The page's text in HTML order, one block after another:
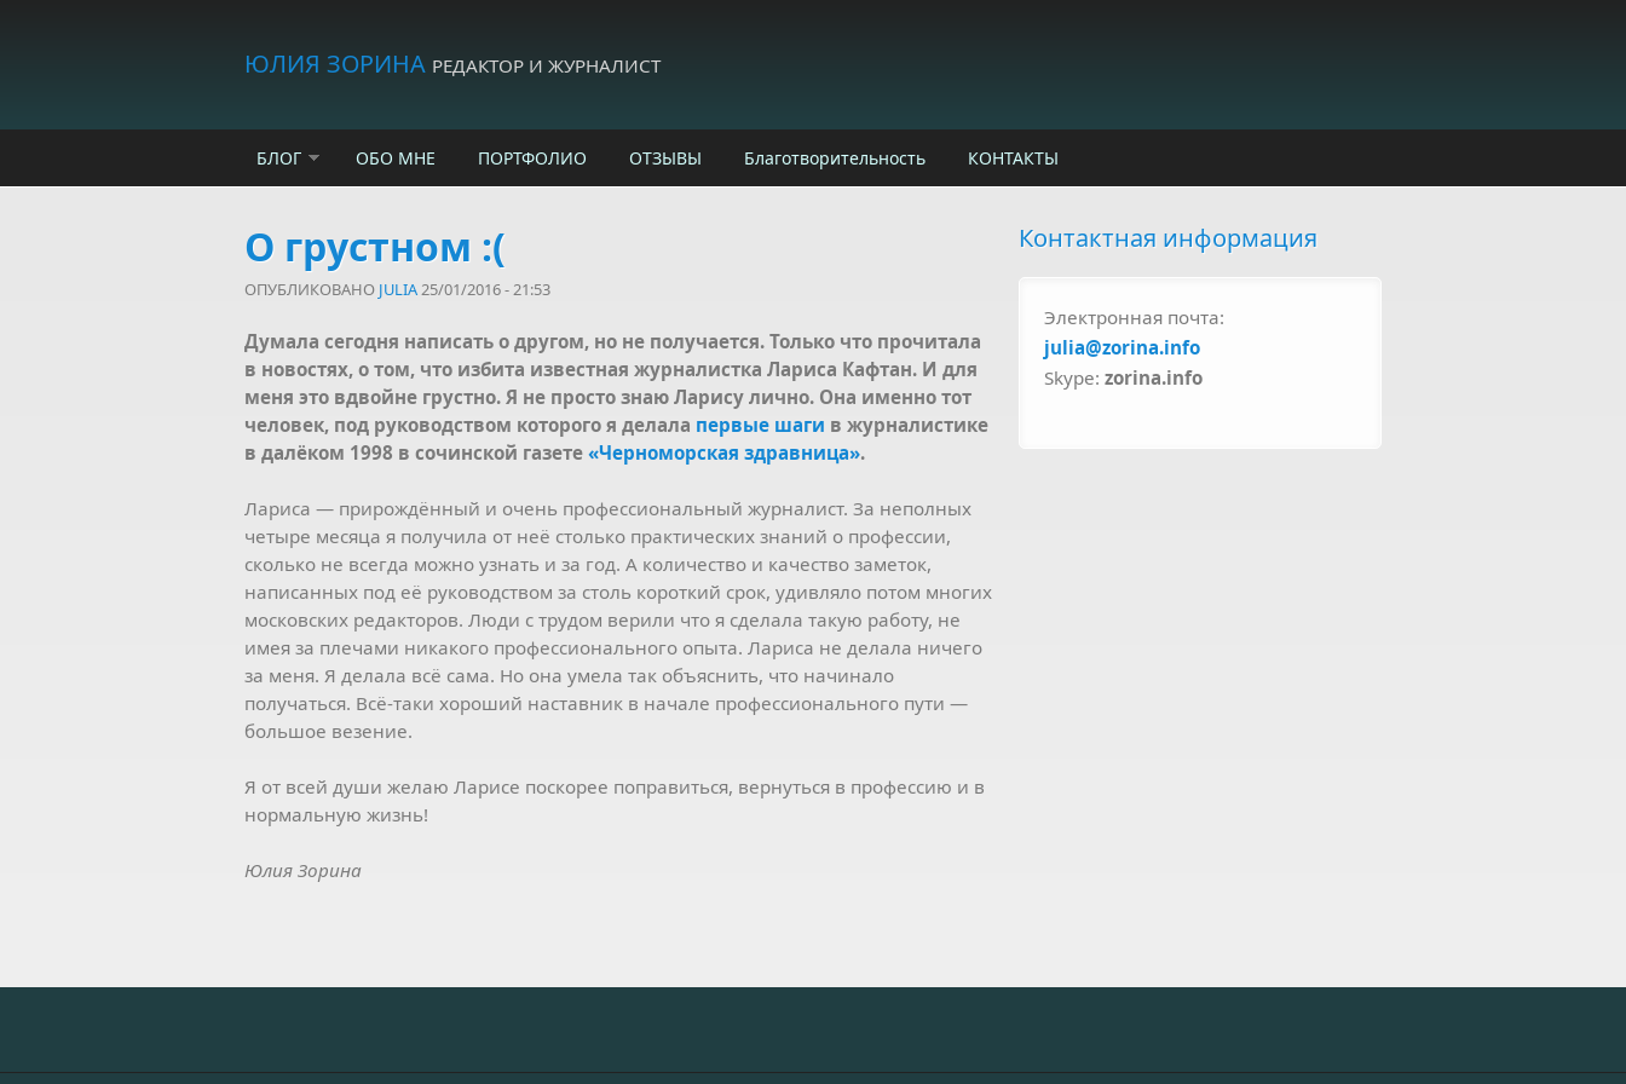
ЮЛИЯ ЗОРИНА РЕДАКТОР И ЖУРНАЛИСТ
БЛОГ ОБО МНЕ ПОРТФОЛИО ОТЗЫВЫ Благотворительность КОНТАКТЫ
О грустном :(
ОПУБЛИКОВАНО JULIA25/01/2016 - 21:53
Думала сегодня написать о другом, но не получается. Только что прочитала
в новостях, о том, что избита известная журналистка Лариса Кафтан. И для
меня это вдвойне грустно. Я не просто знаю Ларису лично. Она именно тот
человек, под руководством которого я делала первые шаги в журналистике
в далёком 1998 в сочинской газете «Черноморская здравница».
Лариса — прирождённый и очень профессиональный журналист. За неполных
четыре месяца я получила от неё столько практических знаний о профессии,
сколько не всегда можно узнать и за год. А количество и качество заметок,
написанных под её руководством за столь короткий срок, удивляло потом многих
московских редакторов. Люди с трудом верили что я сделала такую работу, не
имея за плечами никакого профессионального опыта. Лариса не делала ничего
за меня. Я делала всё сама. Но она умела так объяснить, что начинало
получаться. Всё-таки хороший наставник в начале профессионального пути —
большое везение.
Я от всей души желаю Ларисе поскорее поправиться, вернуться в профессию и в
нормальную жизнь!
Юлия Зорина
Контактная информация
Электронная почта:
julia@zorina.info
Skype: zorina.info